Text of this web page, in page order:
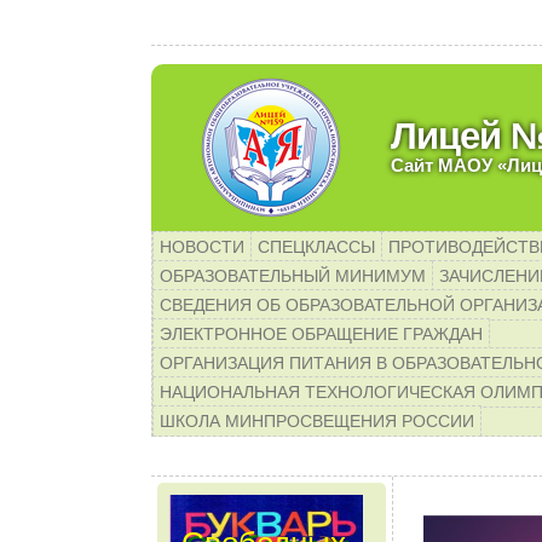
Лицей
Сайт МАОУ
НОВОСТИ СПЕЦКЛАССЫ
ОБРАЗОВАТЕЛЬНЫЙ МИНИМУМ
СВЕДЕНИЯ ОБ ОБРАЗОВАТЕЛЬНОЙ
ЭЛЕКТРОННОЕ ОБРАЩЕНИЕ ГРАЖДАН
ОРГАНИЗАЦИЯ ПИТАНИЯ В
НАЦИОНАЛЬНАЯ ТЕХНОЛОГИЧЕСКАЯ
ШКОЛА МИНПРОСВЕЩЕНИЯ РОССИИ